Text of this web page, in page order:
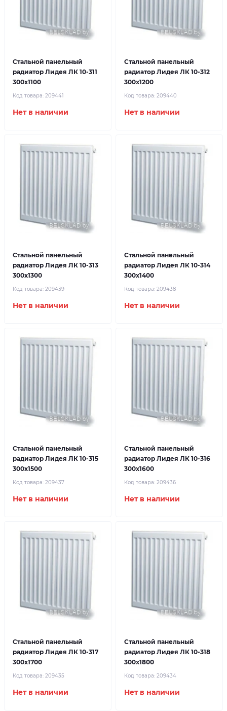
Стальной панельный
радиатор Лидея ЛК 10-311
300x1100
Код товара: 209441
Нет в наличии
Стальной панельный
радиатор Лидея ЛК 10-312
300x1200
Код товара: 209440
Нет в наличии
Стальной панельный
радиатор Лидея ЛК 10-313
300x1300
Код товара: 209439
Нет в наличии
Стальной панельный
радиатор Лидея ЛК 10-314
300x1400
Код товара: 209438
Нет в наличии
Стальной панельный
радиатор Лидея ЛК 10-315
300x1500
Код товара: 209437
Нет в наличии
Стальной панельный
радиатор Лидея ЛК 10-316
300x1600
Код товара: 209436
Нет в наличии
Стальной панельный
радиатор Лидея ЛК 10-317
300x1700
Код товара: 209435
Нет в наличии
Стальной панельный
радиатор Лидея ЛК 10-318
300x1800
Код товара: 209434
Нет в наличии